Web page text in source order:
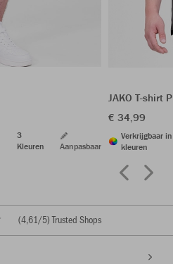
3
Kleuren
Aanpasbaar
JAKO T-shirt
€ 34,99
Verkrijgbaar
kleuren
(4,61/5) Trusted Shops